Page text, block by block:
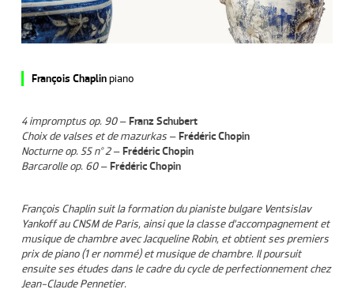
François Chaplinpiano
4 impromptus op. 90–Franz Schubert
Choix de valses et de mazurkas–Frédéric Chopin
Nocturne op. 55 n° 2–Frédéric Chopin
Barcarolle op. 60–Frédéric Chopin
François Chaplin suit la formation du pianiste bulgare Ventsislav
Yankoff au CNSM de Paris, ainsi que la classe d’accompagnement et
musique de chambre avec Jacqueline Robin, et obtient ses premiers
prix de piano (1 er nommé) et musique de chambre. Il poursuit
ensuite ses études dans le cadre du cycle de perfectionnement chez
Jean-Claude Pennetier.